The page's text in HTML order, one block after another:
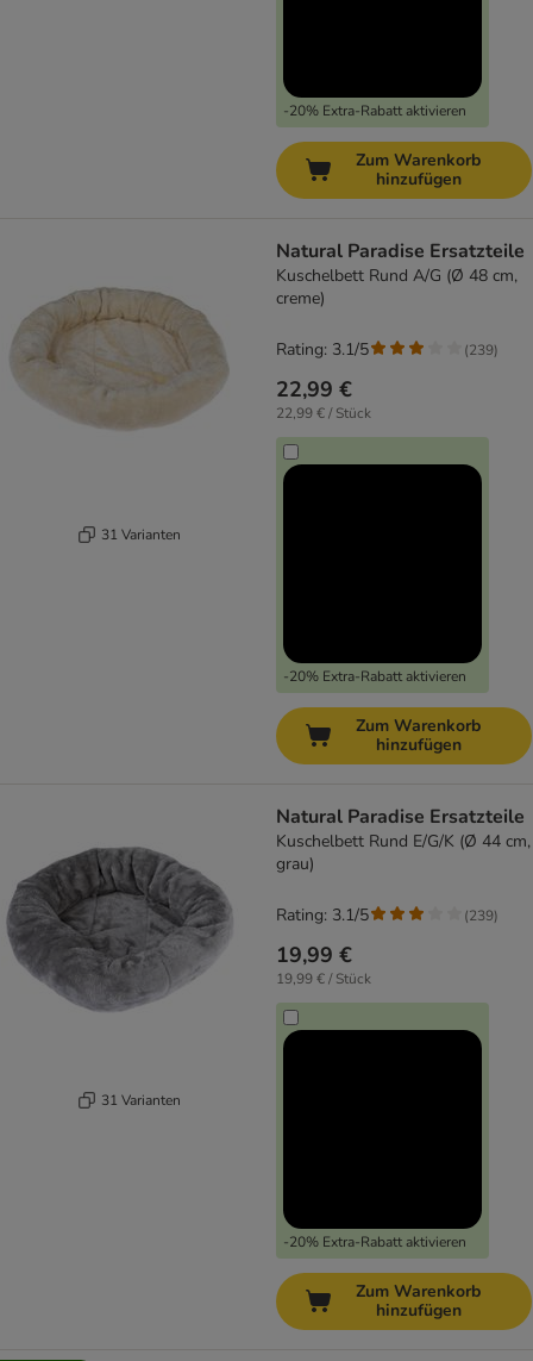
-20% Extra-Rabatt aktivieren
Zum Warenkorb
hinzufügen
31 Varianten
Natural Paradise Ersatzteile
Kuschelbett Rund A/G (Ø 48 cm,
creme)
22,99 €
22,99 € / Stück
-20% Extra-Rabatt aktivieren
Rating: 3.1/5 (239)
Zum Warenkorb
hinzufügen
31 Varianten
Natural Paradise Ersatzteile
Kuschelbett Rund E/G/K (Ø 44 cm,
grau)
19,99 €
19,99 € / Stück
-20% Extra-Rabatt aktivieren
Rating: 3.1/5 (239)
Zum Warenkorb
hinzufügen